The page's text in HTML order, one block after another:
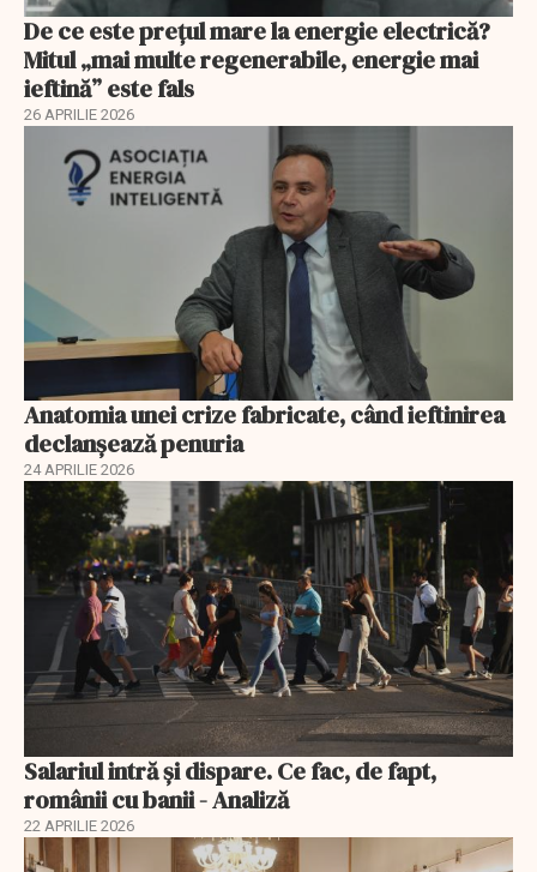
De ce este prețul mare la energie electrică?
Mitul „mai multe regenerabile, energie mai
ieftină” este fals
26 APRILIE 2026
Anatomia unei crize fabricate, când ieftinirea
declanșează penuria
24 APRILIE 2026
Salariul intră și dispare. Ce fac, de fapt,
românii cu banii - Analiză
22 APRILIE 2026